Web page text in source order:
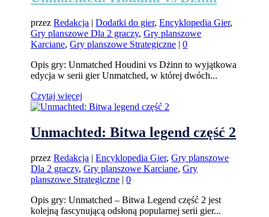
przezRedakcja |Dodatki do gier,Encyklopedia Gier,
Gry planszowe Dla 2 graczy,Gry planszowe
Karciane,Gry planszowe Strategiczne |0
Opis gry: Unmatched Houdini vs Dżinn to wyjątkowa
edycja w serii gier Unmatched, w której dwóch...
Czytaj więcej
Unmachted: Bitwa legend część 2
przezRedakcja |Encyklopedia Gier,Gry planszowe
Dla 2 graczy,Gry planszowe Karciane,Gry
planszowe Strategiczne |0
Opis gry: Unmatched – Bitwa Legend część 2 jest
kolejną fascynującą odsłoną popularnej serii gier...